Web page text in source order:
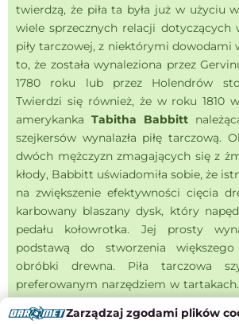
twierdzą, że piła ta była już w użyciu
wiele sprzecznych relacji dotyczących
piły tarczowej, z niektórymi dowodami
to, że została wynaleziona przez
1780 roku lub przez Holendrów
Twierdzi się również, że w roku 1810
amerykankaTabitha Babbitt
szejkersów wynalazła piłę tarczową.
dwóch mężczyzn zmagających się z
kłody, Babbitt uświadomiła sobie, że
na zwiększenie efektywności cięcia
karbowany blaszany dysk, który
pedału kołowrotka. Jej prosty
podstawą do stworzenia
obróbki drewna. Piła tarczowa
preferowanym narzędziem w
był większy i bardziej użyteczny na
projekty Millera i Taylora. Ze
Zarządzaj zgodami plików